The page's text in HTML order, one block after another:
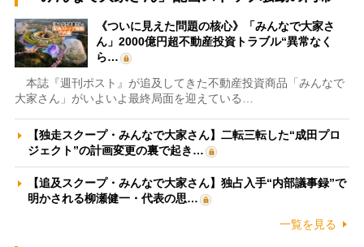
《ついに見えた問題の核心》「みんなで大家さ
ん」2000億円超不動産投資トラブル“異常なく
ら…
本誌『週刊ポスト』が追及してきた不動産投資商品「みんなで
大家さん」がいよいよ最終局面を迎えている…
【独走スクープ・みんなで大家さん】二転三転した“成田プロ
ジェクト”の計画変更の裏で起き…
【追及スクープ・みんなで大家さん】独占入手“内部議事録”で
明かされる柳瀬健一・代表の思…
一覧を見る